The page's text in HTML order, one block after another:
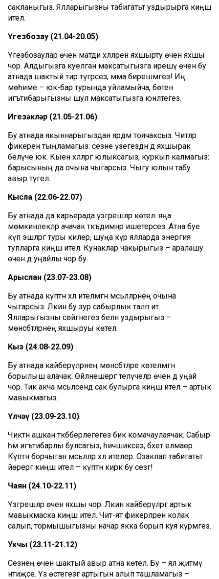
сакланыгыз. Ялларыгызны табигатьтә уздырырга киңәш
ителә.
Үгезбозау (21.04-20.05)
Үгезбозаулар өчен матди хәлләрен яхшырту өчен яхшы
чор. Алдыгызга куелган максатыгызга ирешү өчен бу
атнада шактый тир түгәрсез, әмма бирешмәгез! Иң
мөһиме – юк-бар турында уйламыйча, бөтен
игътибарыгызны шул максатыгызга юнәлтегез.
Игезәкләр (21.05-21.06)
Бу атнада якыннарыгыздан ярдәм тоячаксыз. Читләр
фикерен тыңламагыз: сезне үзегездән дә яхшырак
белүче юк. Кыен хәлләргә юлыксагыз, куркып калмагыз:
барысының да очына чыгарсыз. Чыгу юлын табу
авыр түгел.
Кысла (22.06-22.07)
Бу атнада да карьерада үзгәрешләр көтелә: яңа
мөмкинлекләр ачачак тәкъдимнәр ишетерсез. Атна буе
күп эшләргә туры килер, шуңа күрә ялларда энергия
тупларга киңәш ителә. Кунаклар чакырыгыз – аралашу
өчен дә уңайлы чор бу.
Арыслан (23.07-23.08)
Бу атнада күптән хәл ителмәгән мәсьәләләрнең очына
чыгарсыз. Ләкин бу зур сабырлык таләп итә.
Ялларыгызны сөйгәнегез белән уздырыгыз –
мөнәсәбәтләрнең яхшыруы көтелә.
Кыз (24.08-22.09)
Бу атнада кайберәүләрнең мөнәсәбәтләре көтелмәгән
борылыш алачак. Өйләнешергә теләүчеләр өчен дә уңай
чор. Тик акча мәсьәләсендә сак булырга киңәш ителә – артык
мавыкмагыз.
Үлчәү (23.09-23.10)
Чиктән ашкан тәкәбберлегегез бик комачаулаячак. Сабыр
һәм игътибарлы булсагыз, һичшиксез, бәхет елмаер.
Күптән борчыган мәсьәләләр хәл ителер. Озаклап табигатьтә
йөрергә киңәш ителә – күптән кирәк бу сезгә!
Чаян (24.10-22.11)
Үзгәрешләр өчен яхшы чор. Ләкин кайберәүләргә артык
мавыкмаска киңәш ителә. Чит-ят фикерләренә колак
салып, тормышыгызны начар якка борып куя күрмәгез.
Укчы (23.11-21.12)
Сезнең өчен шактый авыр атна көтелә. Бу – ял җитмәү
нәтиҗәсе. Үз өстегезгә артыгын алып ташламагыз –